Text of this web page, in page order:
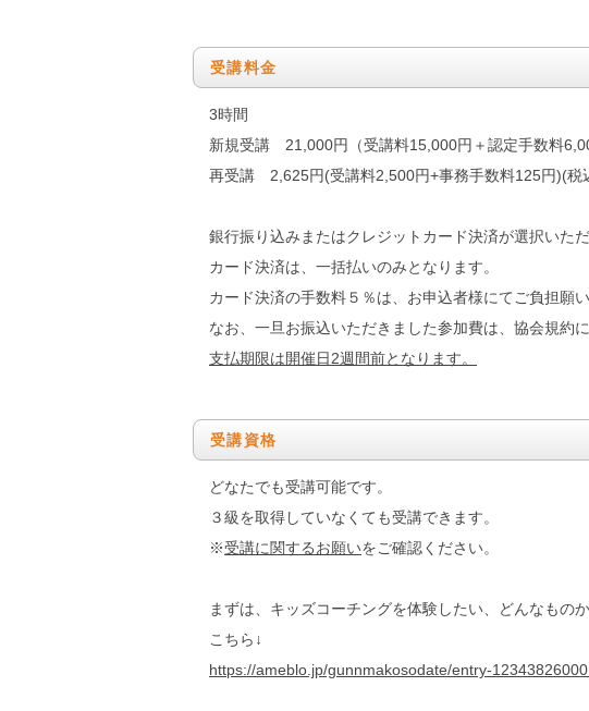
受講料金
3時間
新規受講 21,000円（受講料15,000円＋認定手数料
再受講 2,625円(受講料2,500円+事務手数料125円)(税
銀行振り込みまたはクレジットカード決済が選択いただ
カード決済は、一括払いのみとなります。
カード決済の手数料５％は、お申込者様にてご負担願い
なお、一旦お振込いただきました参加費は、協会規約
支払期限は開催日2週間前となります。
受講資格
どなたでも受講可能です。
３級を取得していなくても受講できます。
※受講に関するお願いをご確認ください。
まずは、キッズコーチングを体験したい、どんなもの
こちら↓
https://ameblo.jp/gunnmakosodate/entry-